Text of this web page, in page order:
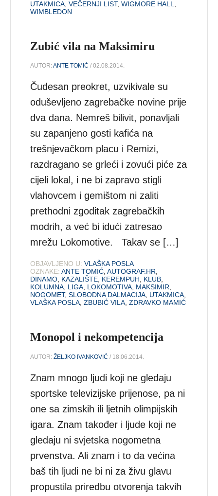
UTAKMICA ,VEČERNJI LIST,WIGMORE HALL
WIMBLEDON
Zubić vila na Maksimiru
AUTOR:ANTE TOMIĆ / 02.08.2014.
Čudesan preokret, uzvikivale su
oduševljeno zagrebačke novine prije
dva dana. Nemreš bilivit, ponavljali
su zapanjeno gosti kafića na
trešnjevačkom placu i Remizi,
razdragano se grleći i zovući piće za
cijeli lokal, i ne bi zapravo stigli
vlahovcem i gemištom ni zaliti
prethodni zgoditak zagrebačkih
modrih, a već bi idući zatresao
mrežu Lokomotive. Takav se […]
OBJAVLJENO U: VLAŠKA POSLA
OZNAKE: ANTE TOMIĆ,AUTOGRAF.HR,
DINAMO, KAZALIŠTE, KEREMPUH, KLUB,
KOLUMNA, LIGA, LOKOMOTIVA, MAKSIMIR,
NOGOMET,SLOBODNA DALMACIJA, UTAKMICA,
VLAŠKA POSLA,ZBUBIĆ VILA,ZDRAVKO MAMIĆ
Monopol i nekompetencija
AUTOR:ŽELJKO IVANKOVIĆ / 18.06.2014.
Znam mnogo ljudi koji ne gledaju
sportske televizijske prijenose, pa ni
one sa zimskih ili ljetnih olimpijskih
igara. Znam također i ljude koji ne
gledaju ni svjetska nogometna
prvenstva. Ali znam i to da većina
baš tih ljudi ne bi ni za živu glavu
propustila priredbu otvorenja takvih